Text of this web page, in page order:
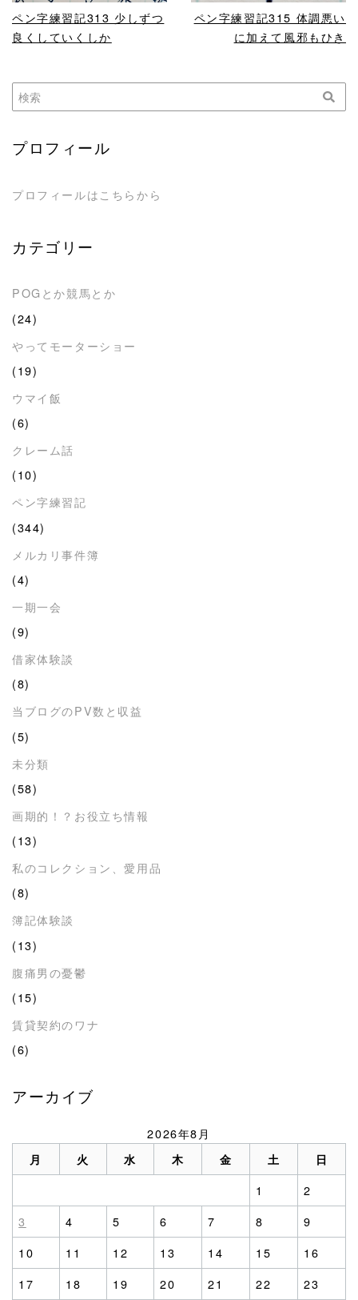
ペン字練習記313 少しずつ
良くしていくしか
ペン字練習記315 体調悪い
に加えて風邪もひき
プロフィール
プロフィールはこちらから
カテゴリー
POGとか競馬とか
(24)
やってモーターショー
(19)
ウマイ飯
(6)
クレーム話
(10)
ペン字練習記
(344)
メルカリ事件簿
(4)
一期一会
(9)
借家体験談
(8)
当ブログのPV数と収益
(5)
未分類
(58)
画期的！？お役立ち情報
(13)
私のコレクション、愛用品
(8)
簿記体験談
(13)
腹痛男の憂鬱
(15)
賃貸契約のワナ
(6)
アーカイブ
2026年8月
月 火 水 木 金 土 日
1
2
3
4 5 6 7 8
9
10
11 12 13 14 15
16
17
18 19 20 21 22
23